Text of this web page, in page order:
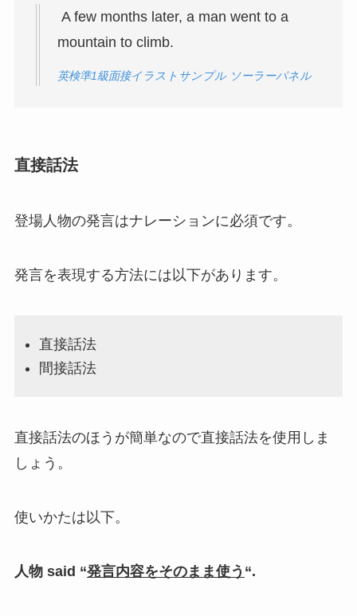
A few months later, a man went to a
mountain to climb.
英検準1級面接イラストサンプル ソーラーパネル
直接話法
登場人物の発言はナレーションに必須です。
発言を表現する方法には以下があります。
直接話法
間接話法
直接話法のほうが簡単なので直接話法を使用しま
しょう。
使いかたは以下。
人物 said “発言内容をそのまま使う “.